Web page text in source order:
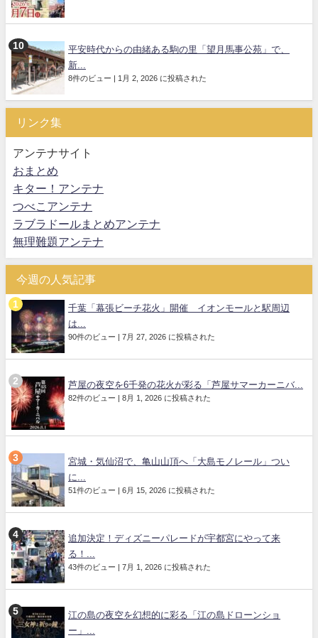
平安時代からの由緒ある駒の里「望月馬事公苑」で、
新...
8件のビュー | 1月 2, 2026 に投稿された
リンク集
アンテナサイト
おまとめ
キター！アンテナ
つべこアンテナ
ラブラドールまとめアンテナ
無理難題アンテナ
今週の人気記事
千葉「幕張ビーチ花火」開催 イオンモールと駅周辺
は...
90件のビュー | 7月 27, 2026 に投稿された
芦屋の夜空を6千発の花火が彩る「芦屋サマーカーニバ...
82件のビュー | 8月 1, 2026 に投稿された
宮城・気仙沼で、亀山山頂へ「大島モノレール」つい
に...
51件のビュー | 6月 15, 2026 に投稿された
追加決定！ディズニーパレードが宇都宮にやって来
る！...
43件のビュー | 7月 1, 2026 に投稿された
江の島の夜空を幻想的に彩る「江の島ドローンショ
ー」...